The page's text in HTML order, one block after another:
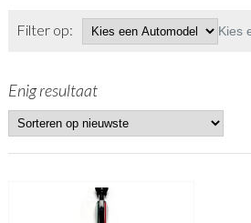
Filter op: Kies
Enig resultaat